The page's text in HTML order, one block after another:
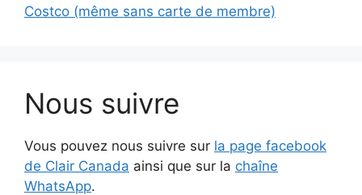
Costco (même sans carte de membre)
Nous suivre
Vous pouvez nous suivre sur la page facebook
de Clair Canada ainsi que sur la chaîne
WhatsApp.